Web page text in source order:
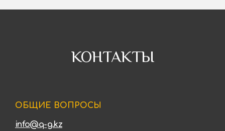
КОНТАКТЫ
ОБЩИЕ ВОПРОСЫ
info@q-g.kz